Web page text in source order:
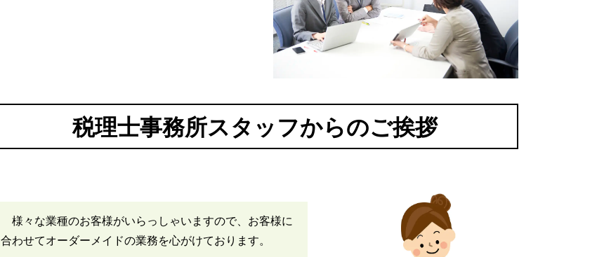
税理士事務所スタッフからのご挨拶
様々な業種のお客様がいらっしゃいますので、お客様に
合わせてオーダーメイドの業務を心がけております。